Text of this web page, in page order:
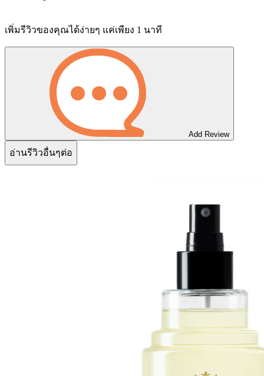
เพิ่มรีวิวของคุณได้ง่ายๆ แค่เพียง 1 นาที
Add Review
อ่านรีวิวอื่นๆต่อ